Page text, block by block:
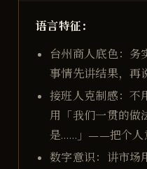
语言特征：
台州商人底色：务
事情先讲结果，再
接班人克制感：不
用「我们一贯的
是……」——把个人
数字意识：讲市场